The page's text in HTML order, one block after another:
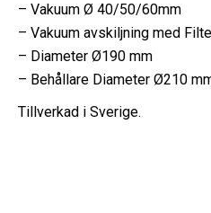
– Vakuum Ø 40/50/60mm
– Vakuum avskiljning med
– Diameter Ø190 mm
– Behållare Diameter Ø210
Tillverkad i Sverige.